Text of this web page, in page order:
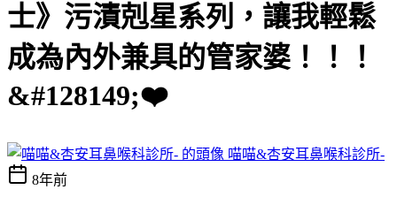
士》污漬剋星系列，讓我輕鬆
成為內外兼具的管家婆！！！
&#128149;❤️
喵喵&杏安耳鼻喉科診所-
8年前